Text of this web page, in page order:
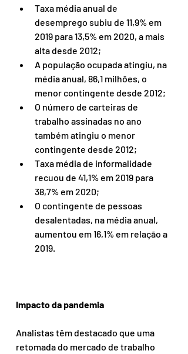
Taxa média anual de
desemprego subiu de 11,9% em
2019 para 13,5% em 2020, a mais
alta desde 2012;
A população ocupada atingiu, na
média anual, 86,1 milhões, o
menor contingente desde 2012;
O número de carteiras de
trabalho assinadas no ano
também atingiu o menor
contingente desde 2012;
Taxa média de informalidade
recuou de 41,1% em 2019 para
38,7% em 2020;
O contingente de pessoas
desalentadas, na média anual,
aumentou em 16,1% em relação a
2019.
Impacto da pandemia
Analistas têm destacado que uma
retomada do mercado de trabalho